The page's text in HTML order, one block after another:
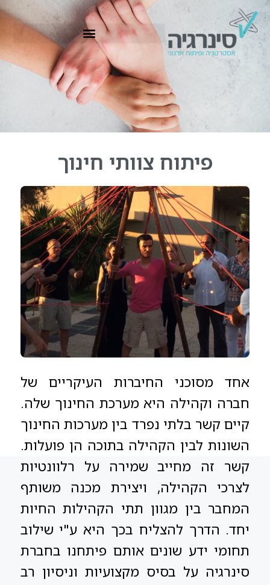
פיתוח צוותי חינוך
אחד מסוכני החיברות העיקריים של
חברה וקהילה היא מערכת החינוך שלה.
קיים קשר בלתי נפרד בין מערכות החינוך
השונות לבין הקהילה בתוכה הן פועלות.
קשר זה מחייב שמירה על רלוונטיות
לצרכי הקהילה, ויצירת מכנה משותף
המחבר בין מגוון תתי הקהילות החיות
יחד. הדרך להצליח בכך היא ע"י שילוב
תחומי ידע שונים אותם פיתחנו בחברת
סינרגיה על בסיס מקצועיות וניסיון רב